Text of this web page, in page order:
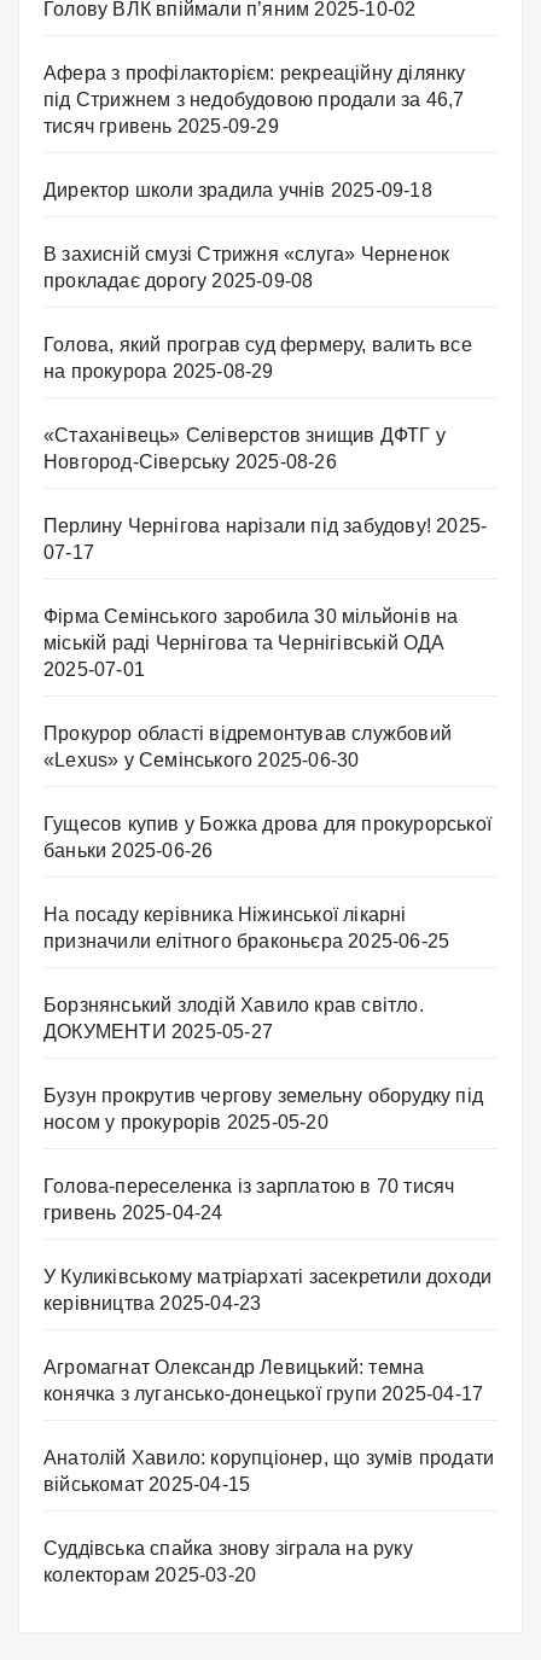
Голову ВЛК впіймали п’яним 2025-10-02
Афера з профілакторієм: рекреаційну ділянку
під Стрижнем з недобудовою продали за 46,7
тисяч гривень 2025-09-29
Директор школи зрадила учнів 2025-09-18
В захисній смузі Стрижня «слуга» Черненок
прокладає дорогу 2025-09-08
Голова, який програв суд фермеру, валить все
на прокурора 2025-08-29
«Стаханівець» Селіверстов знищив ДФТГ у
Новгород-Сіверську 2025-08-26
Перлину Чернігова нарізали під забудову! 2025-
07-17
Фірма Семінського заробила 30 мільйонів на
міській раді Чернігова та Чернігівській ОДА
2025-07-01
Прокурор області відремонтував службовий
«Lexus» у Семінського 2025-06-30
Гущесов купив у Божка дрова для прокурорської
баньки 2025-06-26
На посаду керівника Ніжинської лікарні
призначили елітного браконьєра 2025-06-25
Борзнянський злодій Хавило крав світло.
ДОКУМЕНТИ 2025-05-27
Бузун прокрутив чергову земельну оборудку під
носом у прокурорів 2025-05-20
Голова-переселенка із зарплатою в 70 тисяч
гривень 2025-04-24
У Куликівському матріархаті засекретили доходи
керівництва 2025-04-23
Агромагнат Олександр Левицький: темна
конячка з лугансько-донецької групи 2025-04-17
Анатолій Хавило: корупціонер, що зумів продати
військомат 2025-04-15
Суддівська спайка знову зіграла на руку
колекторам 2025-03-20